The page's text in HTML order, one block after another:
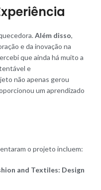
Além disso,
e da inovação na
que ainda há muito a
e
não apenas gerou
um aprendizado
o projeto incluem:
and Textiles: Design